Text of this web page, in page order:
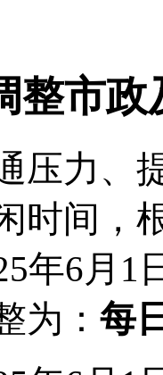
整市
压力、
时间，
年6月1
为： 每